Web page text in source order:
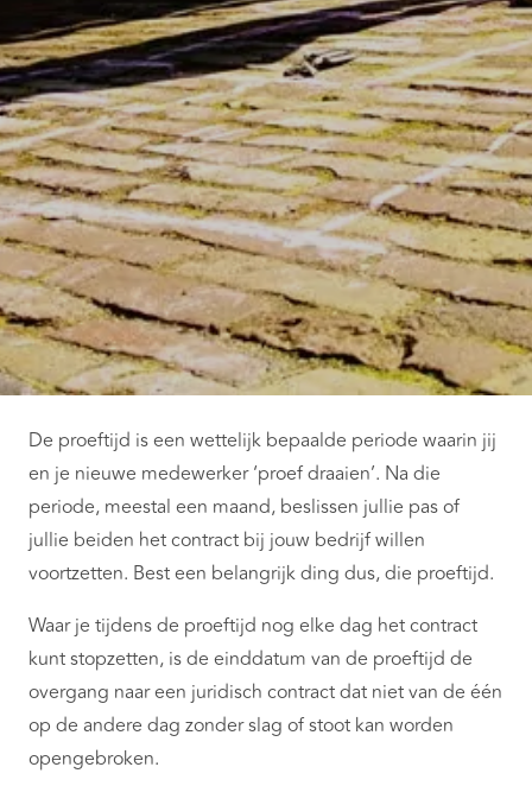
De proeftijd is een wettelijk bepaalde periode waarin jij
en je nieuwe medewerker ‘proef draaien’. Na die
periode, meestal een maand, beslissen jullie pas of
jullie beiden het contract bij jouw bedrijf willen
voortzetten. Best een belangrijk ding dus, die proeftijd.
Waar je tijdens de proeftijd nog elke dag het contract
kunt stopzetten, is de einddatum van de proeftijd de
overgang naar een juridisch contract dat niet van de één
op de andere dag zonder slag of stoot kan worden
opengebroken.